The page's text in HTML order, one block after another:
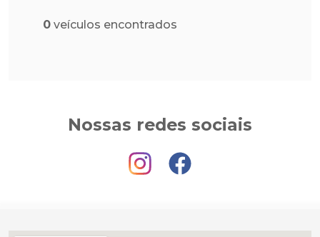
0 veículos encontrados
Nossas redes sociais